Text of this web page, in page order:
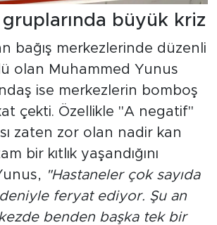
büyük kriz
bağış merkezlerinde düzenli
olan Muhammed Yunus
ise merkezlerin bomboş
çekti. Özellikle "A negatif"
zaten zor olan nadir kan
bir kıtlık yaşandığını
"Hastaneler çok sayıda
feryat ediyor. Şu an
benden başka tek bir